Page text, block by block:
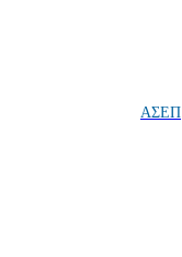
ΑΣΕΠ